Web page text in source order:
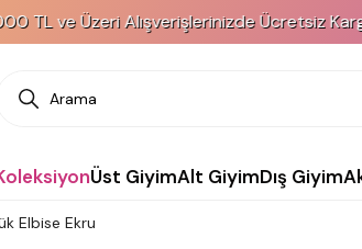
ve Üzeri Alışverişlerinizde Ücretsiz Kargo!
Üst GiyimAlt GiyimDış Giyim
Elbise Ekru